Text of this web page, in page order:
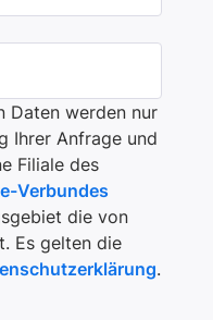
Daten werden nur
Ihrer Anfrage und
Filiale des
Verbundes
die von
Es gelten die
.